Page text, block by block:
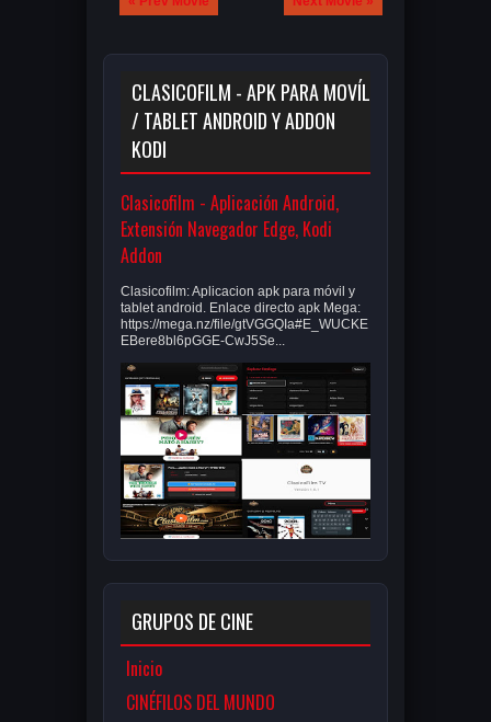
CLASICOFILM - APK PARA MOVÍL
/ TABLET ANDROID Y ADDON
KODI
Clasicofilm - Aplicación Android,
Extensión Navegador Edge, Kodi
Addon
Clasicofilm: Aplicacion apk para móvil y
tablet android. Enlace directo apk Mega:
https://mega.nz/file/gtVGGQIa#E_WUCKE
EBere8bl6pGGE-CwJ5Se...
GRUPOS DE CINE
Inicio
CINÉFILOS DEL MUNDO